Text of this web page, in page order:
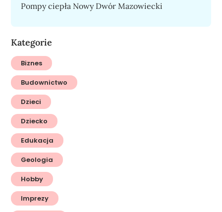
Pompy ciepła Nowy Dwór Mazowiecki
Kategorie
Biznes
Budownictwo
Dzieci
Dziecko
Edukacja
Geologia
Hobby
Imprezy